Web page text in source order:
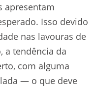
apresentam
Isso devido
nas lavouras de
a tendência da
com alguma
— o que deve